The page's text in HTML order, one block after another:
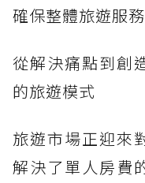
確保整體旅遊服
從解決痛點到創
的旅遊模式
旅遊市場正迎來
解決了單人房費